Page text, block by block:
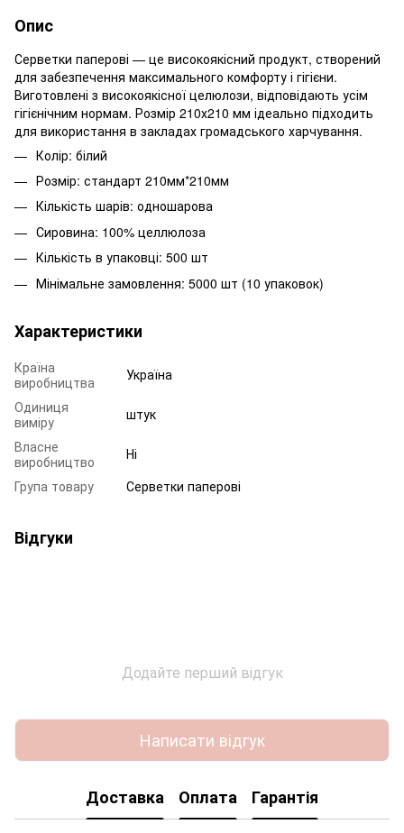
Опис
Серветки паперові — це високоякісний продукт, створений
для забезпечення максимального комфорту і гігієни.
Виготовлені з високоякісної целюлози, відповідають усім
гігієнічним нормам. Розмір 210х210 мм ідеально підходить
для використання в закладах громадського харчування.
Колір: білий
Розмір: стандарт 210мм*210мм
Кількість шарів: одношарова
Сировина: 100% целлюлоза
Кількість в упаковці: 500 шт
Мінімальне замовлення: 5000 шт (10 упаковок)
Характеристики
Країна
виробництва
Україна
Одиниця
виміру
штук
Власне
виробництво
Ні
Група товару
Серветки паперові
Відгуки
Додайте перший відгук
Написати відгук
Доставка Оплата Гарантія